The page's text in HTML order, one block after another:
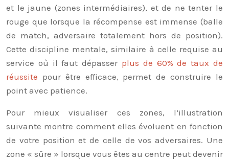
et le jaune (zones intermédiaires), et de ne tenter le
rouge que lorsque la récompense est immense (balle
de match, adversaire totalement hors de position).
Cette discipline mentale, similaire à celle requise au
service où il faut dépasser plus de 60% de taux de
réussite pour être efficace, permet de construire le
point avec patience.
Pour mieux visualiser ces zones, l’illustration
suivante montre comment elles évoluent en fonction
de votre position et de celle de vos adversaires. Une
zone « sûre » lorsque vous êtes au centre peut devenir